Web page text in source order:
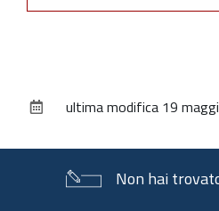
documentoultima modifica 19
Non hai